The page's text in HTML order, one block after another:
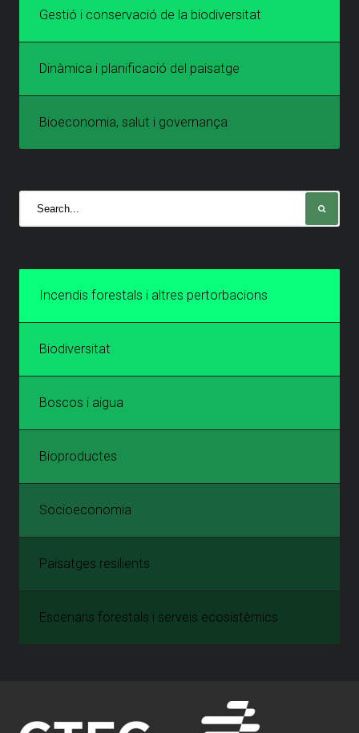
Gestió i conservació de la biodiversitat
Dinàmica i planificació del paisatge
Bioeconomia, salut i governança
Incendis forestals i altres pertorbacions
Biodiversitat
Boscos i aigua
Bioproductes
Socioeconomia
Paisatges resilients
Escenaris forestals i serveis ecosistèmics